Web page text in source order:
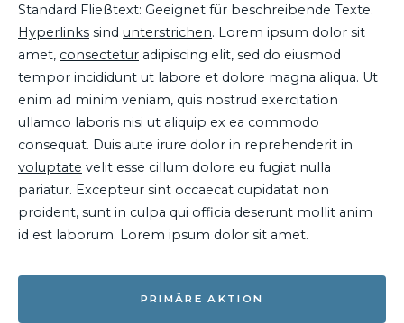
Standard Fließtext: Geeignet für beschreibende Texte.
Hyperlinks sind unterstrichen. Lorem ipsum dolor sit
amet, consectetur adipiscing elit, sed do eiusmod
tempor incididunt ut labore et dolore magna aliqua. Ut
enim ad minim veniam, quis nostrud exercitation
ullamco laboris nisi ut aliquip ex ea commodo
consequat. Duis aute irure dolor in reprehenderit in
voluptate velit esse cillum dolore eu fugiat nulla
pariatur. Excepteur sint occaecat cupidatat non
proident, sunt in culpa qui officia deserunt mollit anim
id est laborum. Lorem ipsum dolor sit amet.
PRIMÄRE AKTION